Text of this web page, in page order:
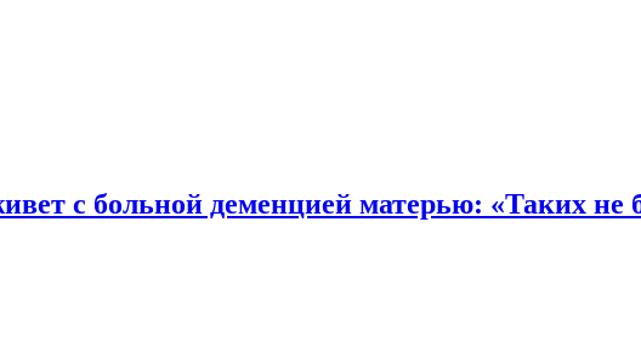
с больной деменцией матерью: «Таких не